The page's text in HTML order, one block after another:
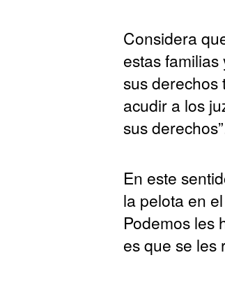
Considera
estas
sus derechos
acudir a los
sus
En este
la pelota en
Podemos les
es que se les